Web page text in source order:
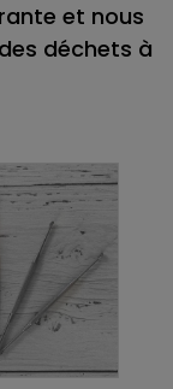
et nous
déchets à